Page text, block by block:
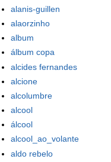
alanis-guillen
alaorzinho
album
álbum copa
alcides fernandes
alcione
alcolumbre
alcool
álcool
alcool_ao_volante
aldo rebelo